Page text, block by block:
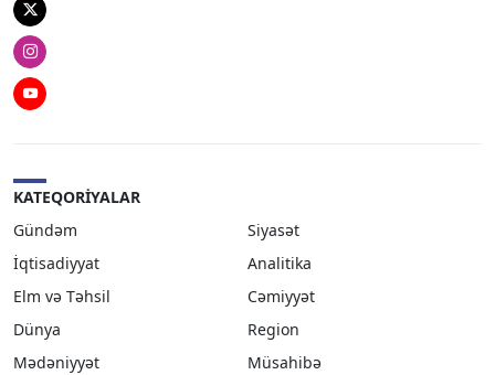
Twitter
Instagram
Youtube
KATEQORIYALAR
Gündəm
Siyasət
İqtisadiyyat
Analitika
Elm və Təhsil
Cəmiyyət
Dünya
Region
Mədəniyyət
Müsahibə